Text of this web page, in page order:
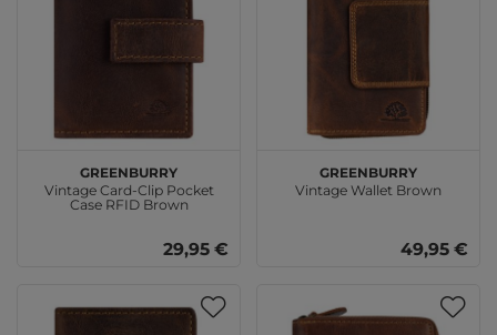
GREENBURRY
Vintage Card-Clip Pocket
Case RFID Brown
29,95 €
GREENBURRY
Vintage Wallet Brown
49,95 €